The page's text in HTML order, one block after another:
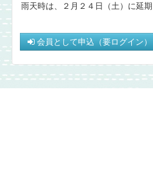
雨天時は、２月２４日（土）に延期
会員として申込（要ログイン）